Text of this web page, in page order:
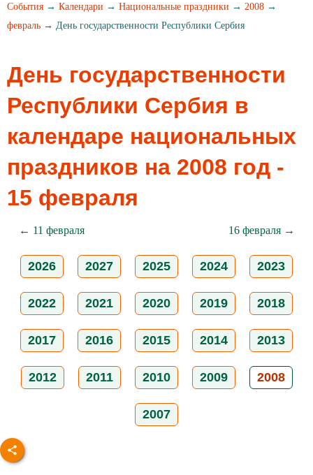
События → Календари → Национальные праздники → 2008 →
февраль → День государственности Республики Сербия
День государственности
Республики Сербия в
календаре национальных
праздников на 2008 год -
15 февраля
← 11 февраля 16 февраля →
2026 2027 2025 2024 2023
2022 2021 2020 2019 2018
2017 2016 2015 2014 2013
2012 2011 2010 2009 2008
2007